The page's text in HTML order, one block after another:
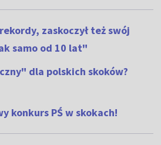
zaskoczył też swój
samo od 10 lat"
dla polskich skoków?
konkurs PŚ w skokach!